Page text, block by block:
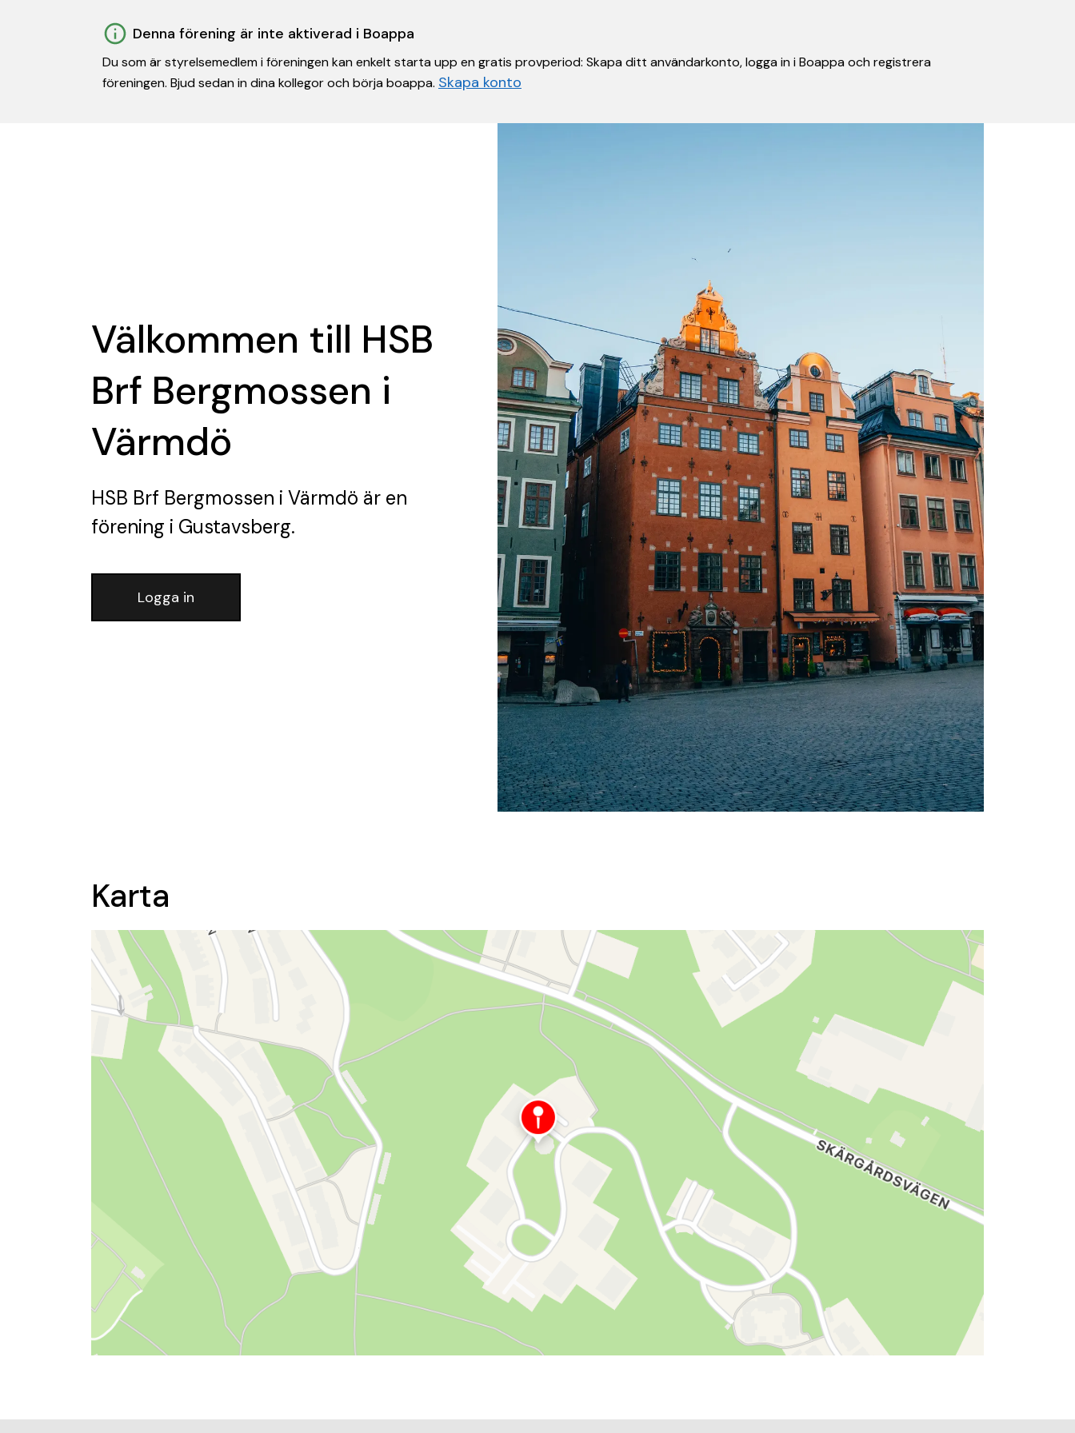
Denna förening är inte aktiverad i Boappa
Du som är styrelsemedlem i föreningen kan enkelt starta upp en gratis provperiod: Skapa ditt användarkonto, logga in i Boappa och registrera
föreningen. Bjud sedan in dina kollegor och börja boappa. Skapa konto
Välkommen till HSB
Brf Bergmossen i
Värmdö
HSB Brf Bergmossen i Värmdö är en
förening i Gustavsberg.
Logga in
Karta